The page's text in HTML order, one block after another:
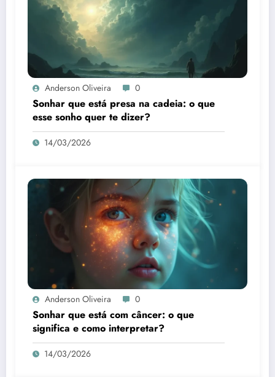
Anderson Oliveira 0
Sonhar que está presa na cadeia: o que
esse sonho quer te dizer?
14/03/2026
Anderson Oliveira 0
Sonhar que está com câncer: o que
significa e como interpretar?
14/03/2026